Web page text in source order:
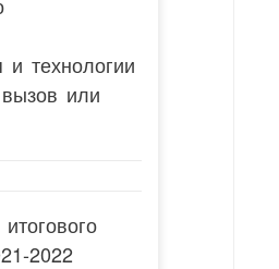
и технологии
или
2022